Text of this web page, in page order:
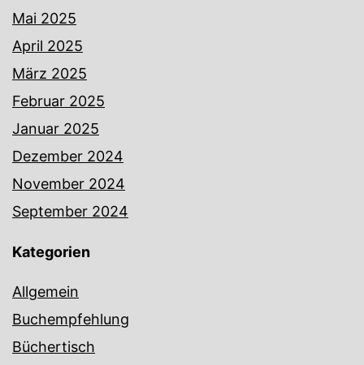
Mai 2025
April 2025
März 2025
Februar 2025
Januar 2025
Dezember 2024
November 2024
September 2024
Kategorien
Allgemein
Buchempfehlung
Büchertisch